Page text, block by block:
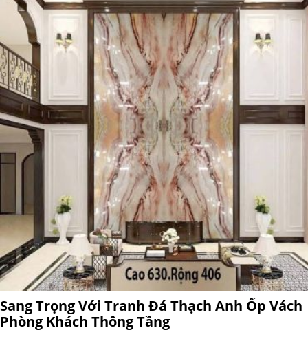
Sang Trọng Với Tranh Đá Thạch Anh Ốp Vách
Phòng Khách Thông Tầng